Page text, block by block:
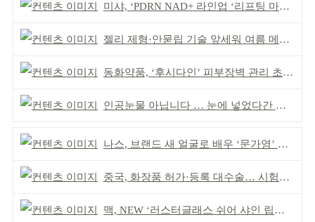
미샤, ‘PDRN NAD+ 라인업 ‘리프팅 마스크’ 출시
젤리 제형·안묻립 기술 앞세워 여름 메이크업 시장 공략
동화약품, ‘후시다인’ 피부장벽 관리 초점 ‘리브랜딩’
인공눈물 아닙니다 … 눈에 넣었다간 각막 손상
나스, 브랜드 새 얼굴로 배우 ‘문가영’ 발탁
중국, 화장품 허가·등록 대수술… 시험자료 공용 허용
맥, NEW ‘러스터글래스 쉬어 샤인 립스틱’ 출시